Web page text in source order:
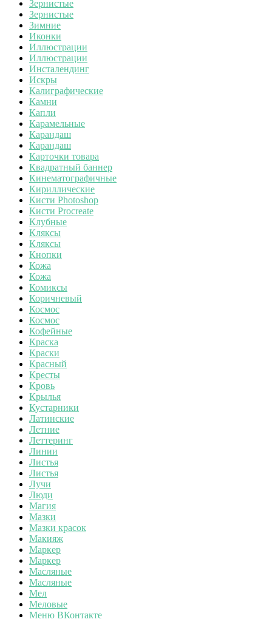
Зернистые
Зернистые
Зимние
Иконки
Иллюстрации
Иллюстрации
Инсталендинг
Искры
Калиграфические
Камни
Капли
Карамельные
Карандаш
Карандаш
Карточки товара
Квадратный баннер
Кинематографичные
Кириллические
Кисти Photoshop
Кисти Procreate
Клубные
Кляксы
Кляксы
Кнопки
Кожа
Кожа
Комиксы
Коричневый
Космос
Космос
Кофейные
Краска
Краски
Красный
Кресты
Кровь
Крылья
Кустарники
Латинские
Летние
Леттеринг
Линии
Листья
Листья
Лучи
Люди
Магия
Мазки
Мазки красок
Макияж
Маркер
Маркер
Масляные
Масляные
Мел
Меловые
Меню ВКонтакте